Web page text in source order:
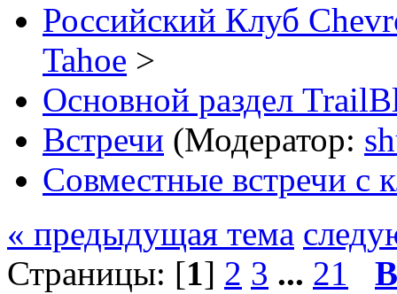
Российский Клуб
Tahoe >
Основной раздел
Встречи (Модератор:
Совместные встречи с
« предыдущая тема
Страницы: [1] 2 3 ... 21